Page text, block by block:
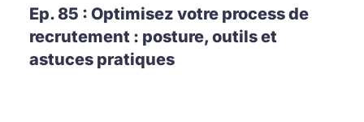
Ep. 85 : Optimisez votre process de
recrutement : posture, outils et
astuces pratiques